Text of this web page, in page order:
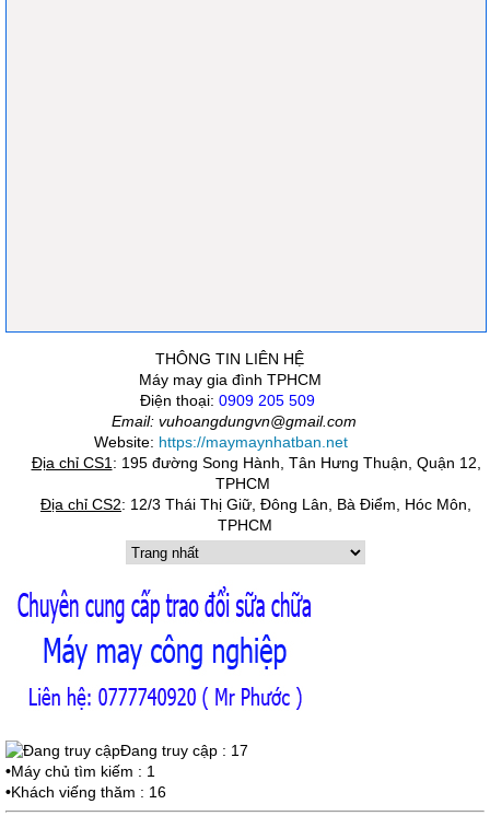
THÔNG TIN LIÊN HỆ
Máy may gia đình TPHCM
Điện thoại: 0909 205 509
Email: vuhoangdungvn@gmail.com
Website: https://maymaynhatban.net
Địa chỉ CS1 : 195 đường Song Hành, Tân Hưng Thuận, Quận 12,
TPHCM
Địa chỉ CS2: 12/3 Thái Thị Giữ, Đông Lân, Bà Điểm, Hóc Môn,
TPHCM
Đang truy cập : 17
•Máy chủ tìm kiếm : 1
•Khách viếng thăm : 16